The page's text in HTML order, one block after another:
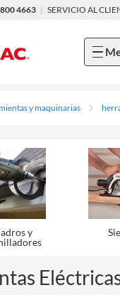
4663 | SERVICIO AL
y maquinarias
y